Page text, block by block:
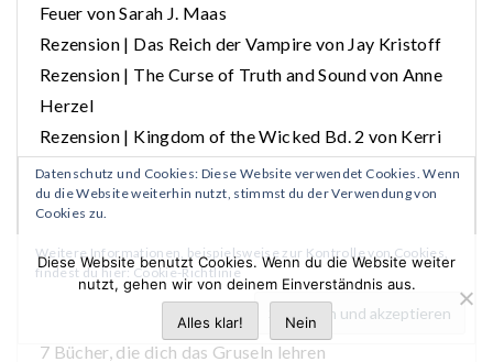
Feuer von Sarah J. Maas
Rezension | Das Reich der Vampire von Jay Kristoff
Rezension | The Curse of Truth and Sound von Anne
Herzel
Rezension | Kingdom of the Wicked Bd. 2 von Kerri
Maniscalco
Rezension: Das Reich der sieben Höfe. Dornen und
Rezension | Court of Sun von Lexi Ryan
Wieso Own Voices Bücher so wichtig sind
Rezension | Crush von Tracy Wolff
7 Bücher, die dich das Gruseln lehren
Datenschutz und Cookies: Diese Website verwendet Cookies. Wenn
du die Website weiterhin nutzt, stimmst du der Verwendung von
Cookies zu.
Weitere Informationen, beispielsweise zur Kontrolle von Cookies,
findest du hier:Cookie-Richtlinie
Diese Website benutzt Cookies. Wenn du die Website weiter
nutzt, gehen wir von deinem Einverständnis aus.
Alles klar! Nein